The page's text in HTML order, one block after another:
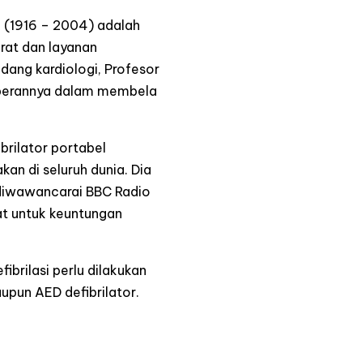
(1916 – 2004) adalah
dan layanan
kardiologi, Profesor
dalam membela
portabel
di seluruh dunia. Dia
BBC Radio
untuk keuntungan
perlu dilakukan
AED defibrilator.